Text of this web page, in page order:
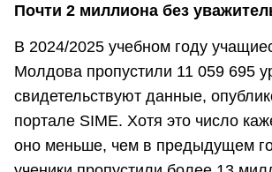
Почти 2 миллиона без
В 2024/2025 учебном году
Молдова пропустили 11 059 695
свидетельствуют данные,
портале SIME. Хотя это число
оно меньше, чем в предыдущем